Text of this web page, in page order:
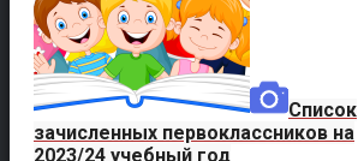
Список
зачисленных первоклассников на
2023/24 учебный год